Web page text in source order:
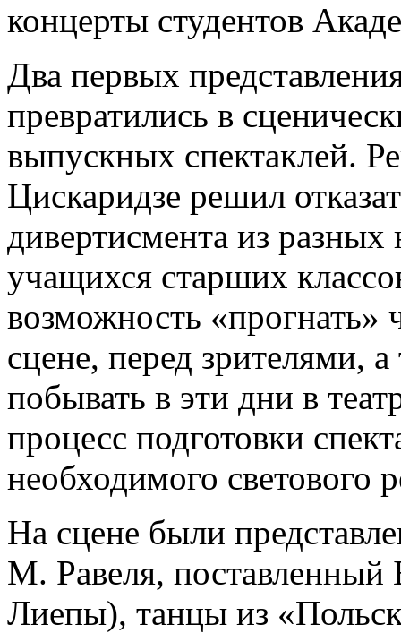
концерты студентов
Два первых
превратились в
выпускных спектаклей.
Цискаридзе решил
дивертисмента из
учащихся старших
возможность «прогнать»
сцене, перед зрителями,
побывать в эти дни в
процесс подготовки
необходимого светового
На сцене были
М. Равеля,
Лиепы), танцы из